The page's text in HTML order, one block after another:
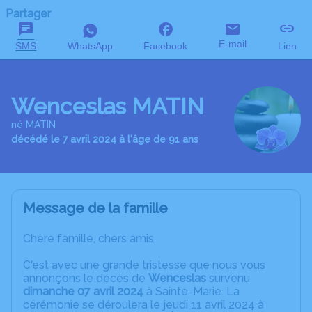
Partager
SMS WhatsApp Facebook E-mail Lien
Wenceslas MATIN
né MATIN
décédé le 7 avril 2024 à l'âge de 91 ans
Message de la famille
Chère famille, chers amis,
C'est avec une grande tristesse que nous vous
annonçons le décès de Wenceslas survenu
dimanche 07 avril 2024 à Sainte-Marie. La
cérémonie se déroulera le jeudi 11 avril 2024 à